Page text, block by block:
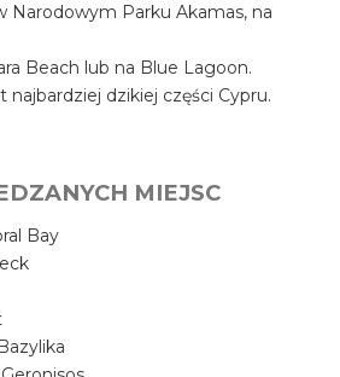
Narodowym Parku Akamas, na
Beach lub na Blue Lagoon.
najbardziej dzikiej części Cypru.
MIEJSC
Bay